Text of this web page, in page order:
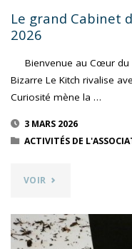
2026"
Le grand Cabinet
2026
Bienvenue au Cœur du
Bizarre Le Kitch rivalise
Curiosité mène la …
3 MARS 2026
ACTIVITÉS DE
VOIR "LE
CABINET